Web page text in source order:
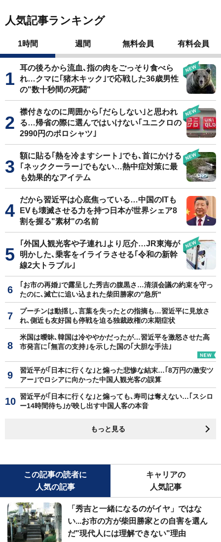
人気記事ランキング
1時間 週間 無料会員 有料会員
耳の後ろから流血､指の肉をごっそり食べら
れ…クマに｢猪木キック｣で応戦した36歳男性
の"数十秒間の死闘"
襟付きなのに周囲から｢だらしない｣と思われ
る…帰省の際に選んではいけない｢ユニクロの
2990円のポロシャツ｣
額に貼る｢熱を冷ますシート｣でも､首にかける
｢ネッククーラー｣でもない…熱中症対策に最
も効果的なアイテム
だから習近平は心底焦っている…中国のITも
EVも壊滅させる力を持つ日本が世界シェア8
割を握る"素材"の名前
｢外国人観光客や子連れ｣より厄介…JR東海が
明かした､乗客をイライラさせる｢令和の新幹
線2大トラブル｣
｢お市の再婚｣で露呈した秀吉の腹黒さ…清須会議の約束を守っ
たのに､滅亡に追い込まれた柴田勝家の"急所"
プーチンは動揺し､言葉を失ったとの指摘も…習近平に見放さ
れ､側近も友好国も停戦を迫る独裁政権の末期症状
米国は曖昧､韓国は冷ややかだったが…習近平を激怒させた高
市発言に｢無言の支持｣を示した国の｢大胆な手法｣
習近平が｢日本に行くな｣と煽った悲惨な結末…｢8万円の激安ツ
アー｣でロシアに向かった中国人観光客の誤算
習近平が｢日本に行くな｣と煽っても､寿司は奪えない…｢スシロ
ー14時間待ち｣が映し出す中国人客の本音
もっと見る
この記事の読者に
人気の記事
キャリアの
人気記事
「秀吉と一緒になるのがイヤ」ではな
い...お市の方が柴田勝家との自害を選ん
だ"現代人には理解できない"理由